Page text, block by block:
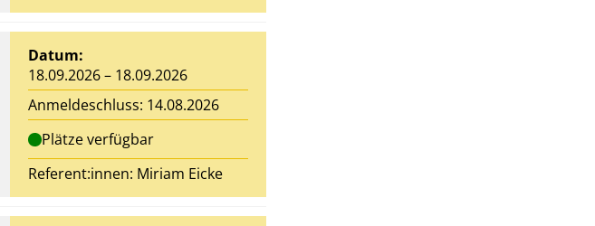
Datum:
18.09.2026 – 18.09.2026
Anmeldeschluss: 14.08.2026
Plätze verfügbar
Referent:innen: Miriam Eicke